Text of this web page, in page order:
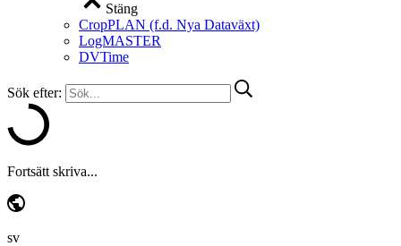
Stäng
CropPLAN (f.d. Nya Dataväxt)
LogMASTER
DVTime
Sök efter:
Fortsätt skriva...
sv